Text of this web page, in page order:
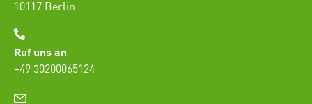
10117 Berlin
Ruf uns an
+49 30200065124